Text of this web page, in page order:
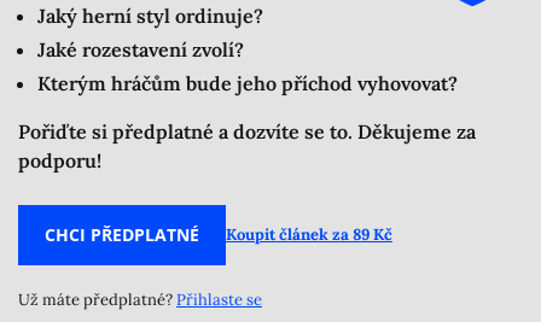
Jaký herní styl ordinuje?
Jaké rozestavení zvolí?
Kterým hráčům bude jeho příchod vyhovovat?
Pořiďte si předplatné a dozvíte se to. Děkujeme za
podporu!
CHCI PŘEDPLATNÉ Koupit článek za 89 Kč
Už máte předplatné?Přihlaste se